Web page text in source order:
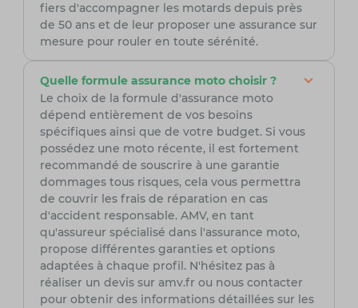
fiers d'accompagner les motards depuis près
de 50 ans et de leur proposer une assurance sur
mesure pour rouler en toute sérénité.
Quelle formule assurance moto choisir ?
Le choix de la formule d'assurance moto
dépend entièrement de vos besoins
spécifiques ainsi que de votre budget. Si vous
possédez une moto récente, il est fortement
recommandé de souscrire à une garantie
dommages tous risques, cela vous permettra
de couvrir les frais de réparation en cas
d'accident responsable. AMV, en tant
qu'assureur spécialisé dans l'assurance moto,
propose différentes garanties et options
adaptées à chaque profil. N'hésitez pas à
réaliser un devis sur amv.fr ou nous contacter
pour obtenir des informations détaillées sur les